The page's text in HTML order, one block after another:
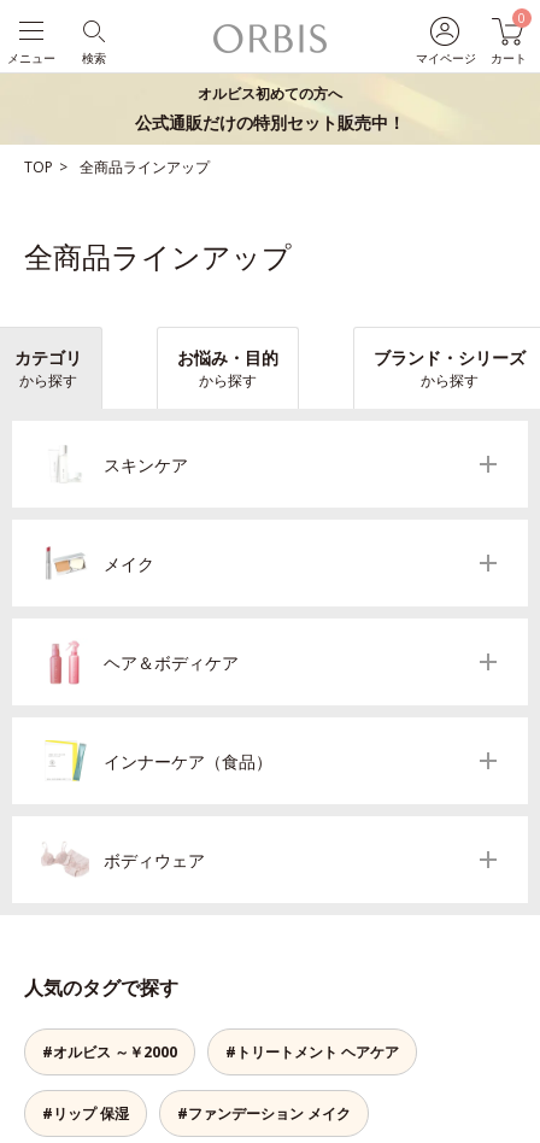
マイページ
0
カート
検索
メニュー
オルビス初めての方へ
公式通販だけの特別セット販売中！
TOP 全商品ラインアップ
全商品ラインアップ
カテゴリ
から探す
お悩み・目的
から探す
ブランド・シリーズ
から探す
スキンケア
メイク
ヘア＆ボディケア
インナーケア（食品）
ボディウェア
人気のタグで探す
#オルビス ～￥2000 #トリートメント ヘアケア
#リップ 保湿 #ファンデーション メイク